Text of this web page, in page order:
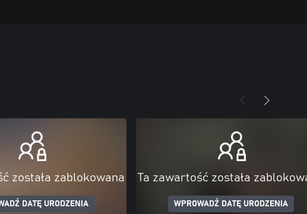
została zablokowana
DATĘ URODZENIA
Ta zawartość została
WPROWADŹ DATĘ URODZENIA